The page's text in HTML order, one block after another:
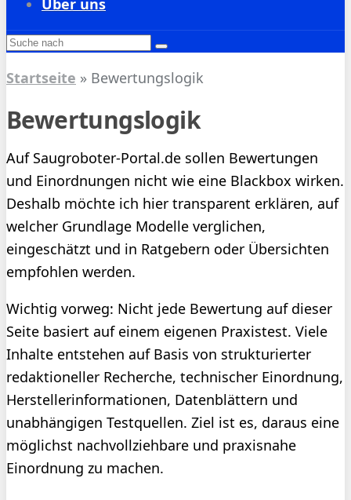
Über uns
Startseite » Bewertungslogik
Bewertungslogik
Auf Saugroboter-Portal.de sollen Bewertungen
und Einordnungen nicht wie eine Blackbox wirken.
Deshalb möchte ich hier transparent erklären, auf
welcher Grundlage Modelle verglichen,
eingeschätzt und in Ratgebern oder Übersichten
empfohlen werden.
Wichtig vorweg: Nicht jede Bewertung auf dieser
Seite basiert auf einem eigenen Praxistest. Viele
Inhalte entstehen auf Basis von strukturierter
redaktioneller Recherche, technischer Einordnung,
Herstellerinformationen, Datenblättern und
unabhängigen Testquellen. Ziel ist es, daraus eine
möglichst nachvollziehbare und praxisnahe
Einordnung zu machen.